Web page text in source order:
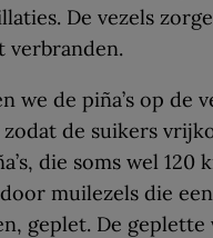
De vezels
verbranden.
we de piña’s op de
de suikers
die soms wel 120
muilezels die
geplet. De geplette